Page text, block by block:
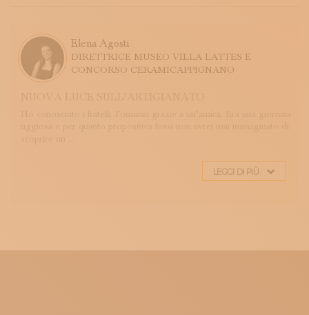
Elena Agosti
DIRETTRICE MUSEO VILLA LATTES E
CONCORSO CERAMICAPPIGNANO
LEGGI DI PIÙ